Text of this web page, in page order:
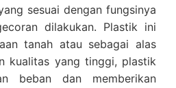
sesuai dengan fungsinya
dilakukan. Plastik ini
tanah atau sebagai alas
kualitas yang tinggi, plastik
beban dan memberikan